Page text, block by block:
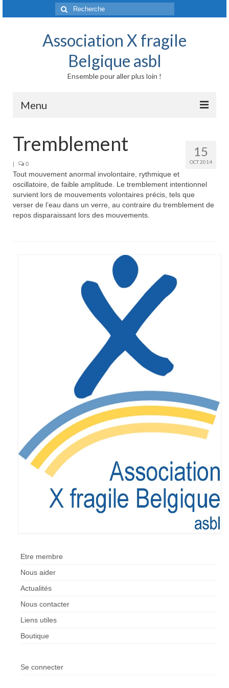
Rechercher
:
Association X fragile
Belgique asbl
Ensemble pour aller plus loin !
Menu
Syndrome X fragile et maladies liées
Origine génétique
Mode de transmission
Prévalence
Syndrome du tremblement-ataxie lié au X
Syndrome de l’Insuffisance Ovarienne
Précoce liée au X fragile (FXPOI)
Dépistage génétique
La déficience intellectuelle
Association X fragile
Mission et objectifs
Organisation
Le Conseil d’Administration
Le Conseil scientifique
Etre membre
Activités passées
L’X presse
Espace Parents
Quand il n’y a pas de diagnostic
A l’annonce du handicap
Parentalité et handicap
Quand nous ne serons plus là
15
OCT 2014
Tremblement
| 0
Tout mouvement anormal involontaire, rythmique et
oscillatoire, de faible amplitude. Le tremblement intentionnel
survient lors de mouvements volontaires précis, tels que
verser de l’eau dans un verre, au contraire du tremblement de
repos disparaissant lors des mouvements.
Etre membre
Nous aider
Actualités
Nous contacter
Liens utiles
Boutique
Se connecter